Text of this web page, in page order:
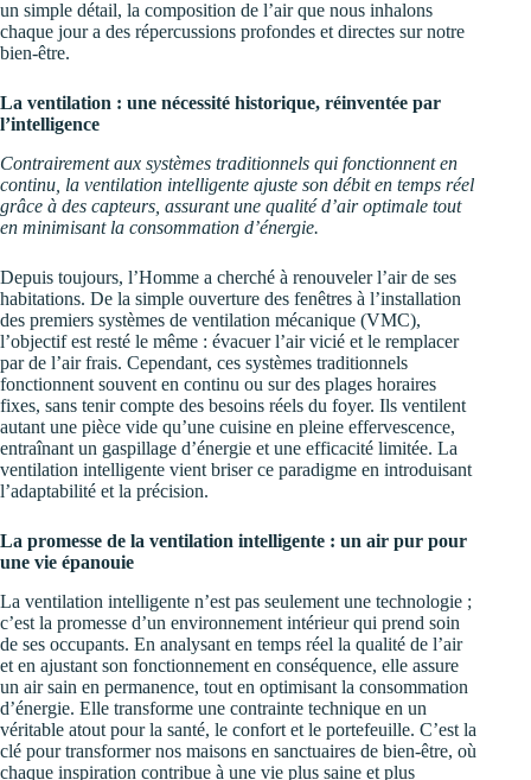
un simple détail, la composition de l’air que nous inhalons
chaque jour a des répercussions profondes et directes sur notre
bien-être.
La ventilation : une nécessité historique, réinventée par
l’intelligence
Contrairement aux systèmes traditionnels qui fonctionnent en
continu, la ventilation intelligente ajuste son débit en temps réel
grâce à des capteurs, assurant une qualité d’air optimale tout
en minimisant la consommation d’énergie.
Depuis toujours, l’Homme a cherché à renouveler l’air de ses
habitations. De la simple ouverture des fenêtres à l’installation
des premiers systèmes de ventilation mécanique (VMC),
l’objectif est resté le même : évacuer l’air vicié et le remplacer
par de l’air frais. Cependant, ces systèmes traditionnels
fonctionnent souvent en continu ou sur des plages horaires
fixes, sans tenir compte des besoins réels du foyer. Ils ventilent
autant une pièce vide qu’une cuisine en pleine effervescence,
entraînant un gaspillage d’énergie et une efficacité limitée. La
ventilation intelligente vient briser ce paradigme en introduisant
l’adaptabilité et la précision.
La promesse de la ventilation intelligente : un air pur pour
une vie épanouie
La ventilation intelligente n’est pas seulement une technologie ;
c’est la promesse d’un environnement intérieur qui prend soin
de ses occupants. En analysant en temps réel la qualité de l’air
et en ajustant son fonctionnement en conséquence, elle assure
un air sain en permanence, tout en optimisant la consommation
d’énergie. Elle transforme une contrainte technique en un
véritable atout pour la santé, le confort et le portefeuille. C’est la
clé pour transformer nos maisons en sanctuaires de bien-être, où
chaque inspiration contribue à une vie plus saine et plus